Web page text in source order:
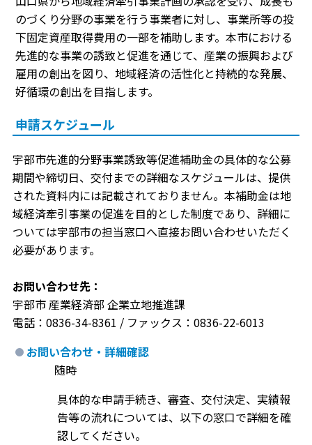
のづくり分野の事業を行う事業者に対し、事業所等の投
下固定資産取得費用の一部を補助します。本市における
先進的な事業の誘致と促進を通じて、産業の振興および
雇用の創出を図り、地域経済の活性化と持続的な発展、
好循環の創出を目指します。
申請スケジュール
宇部市先進的分野事業誘致等促進補助金の具体的な公募
期間や締切日、交付までの詳細なスケジュールは、提供
された資料内には記載されておりません。本補助金は地
域経済牽引事業の促進を目的とした制度であり、詳細に
ついては宇部市の担当窓口へ直接お問い合わせいただく
必要があります。
お問い合わせ先：
宇部市 産業経済部 企業立地推進課
電話：0836-34-8361 / ファックス：0836-22-6013
お問い合わせ・詳細確認
随時
具体的な申請手続き、審査、交付決定、実績報
告等の流れについては、以下の窓口で詳細を確
認してください。